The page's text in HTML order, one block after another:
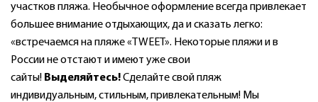
участков пляжа. Необычное оформление всегда привлекает
большее внимание отдыхающих, да и сказать легко:
«встречаемся на пляже «TWEET». Некоторые пляжи и в
России не отстают и имеют уже свои
сайты! Выделяйтесь!Сделайте свой пляж
индивидуальным, стильным, привлекательным! Мы